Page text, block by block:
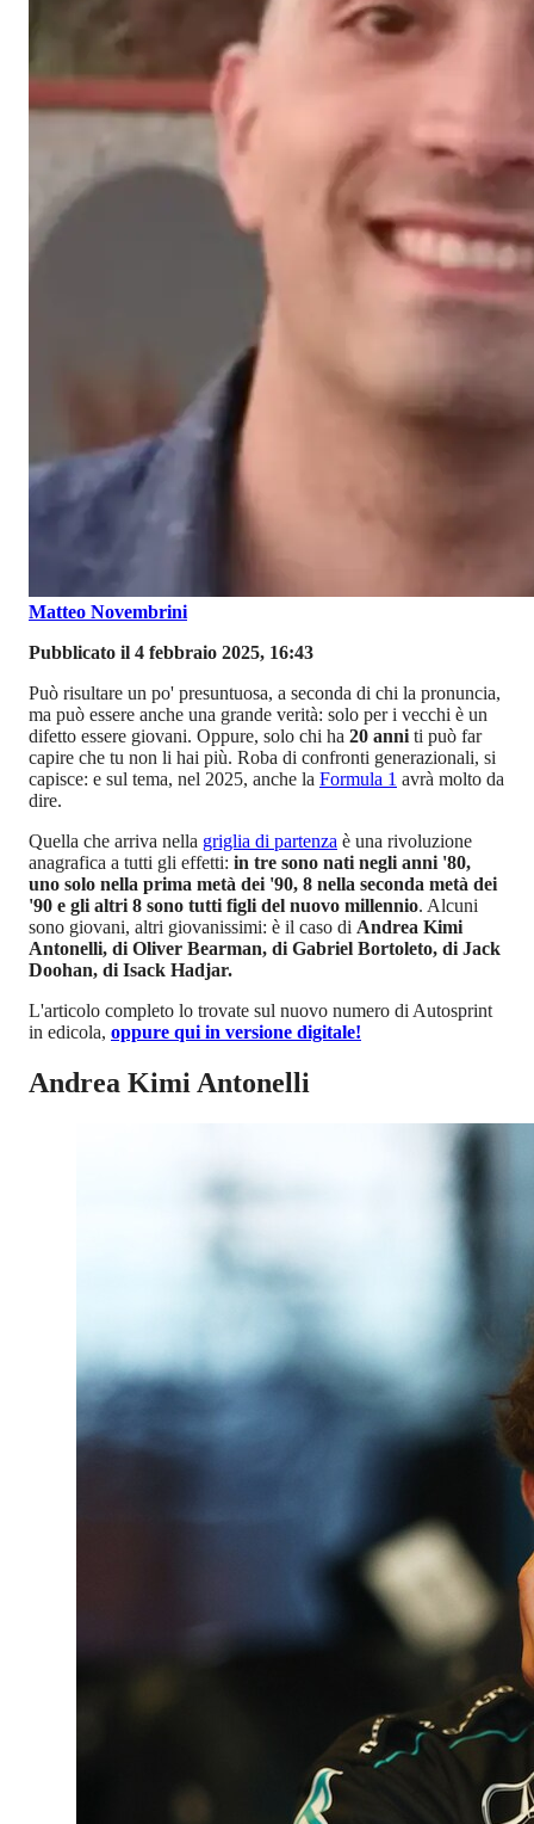
Matteo Novembrini
Pubblicato il 4 febbraio 2025, 16:43
Può risultare un po' presuntuosa, a seconda di chi la pronuncia,
ma può essere anche una grande verità: solo per i vecchi è un
difetto essere giovani. Oppure, solo chi ha 20 anni ti può far
capire che tu non li hai più. Roba di confronti generazionali, si
capisce: e sul tema, nel 2025, anche la Formula 1 avrà molto da
dire.
Quella che arriva nella griglia di partenza è una rivoluzione
anagrafica a tutti gli effetti: in tre sono nati negli anni '80,
uno solo nella prima metà dei '90, 8 nella seconda metà dei
'90 e gli altri 8 sono tutti figli del nuovo millennio. Alcuni
sono giovani, altri giovanissimi: è il caso di Andrea Kimi
Antonelli, di Oliver Bearman, di Gabriel Bortoleto, di Jack
Doohan, di Isack Hadjar.
L'articolo completo lo trovate sul nuovo numero di Autosprint
in edicola, oppure qui in versione digitale!
Andrea Kimi Antonelli